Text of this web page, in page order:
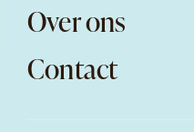
Over ons
Contact